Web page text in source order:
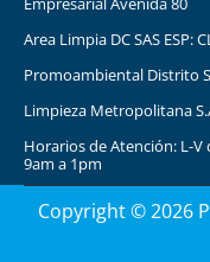
Area Limpia DC SAS ESP:
Promoambiental Distrito
Limpieza Metropolitana
Horarios de Atención: L-
9am a 1pm
Copyright © 2026